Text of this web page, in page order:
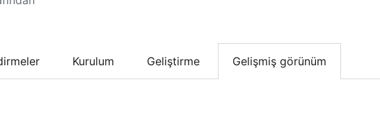
Kurulum Geliştirme Gelişmiş görünüm